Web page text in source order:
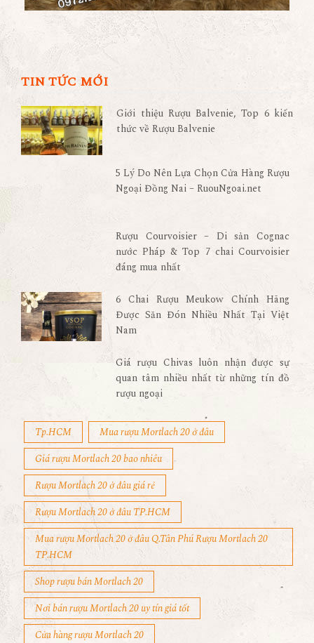
TIN TỨC MỚI
Giới thiệu Rượu Balvenie, Top 6 kiến
thức về Rượu Balvenie
5 Lý Do Nên Lựa Chọn Cửa Hàng Rượu
Ngoại Đồng Nai – RuouNgoai.net
Rượu Courvoisier – Di sản Cognac
nước Pháp & Top 7 chai Courvoisier
đáng mua nhất
6 Chai Rượu Meukow Chính Hãng
Được Săn Đón Nhiều Nhất Tại Việt
Nam
Giá rượu Chivas luôn nhận được sự
quan tâm nhiều nhất từ những tín đồ
rượu ngoại
Tp.HCM
Mua rượu Mortlach 20 ở đâu
Giá rượu Mortlach 20 bao nhiêu
Rượu Mortlach 20 ở đâu giá rẻ
Rượu Mortlach 20 ở đâu TP.HCM
Mua rượu Mortlach 20 ở đâu Q.Tân Phú Rượu Mortlach 20
TP.HCM
Shop rượu bán Mortlach 20
Nơi bán rượu Mortlach 20 uy tín giá tốt
Cửa hàng rượu Mortlach 20